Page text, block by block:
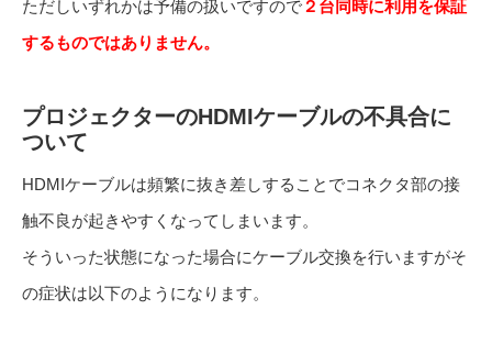
ただしいずれかは予備の扱いですので ２台同時に利用を保証
するものではありません。
プロジェクターのHDMIケーブルの不具合に
ついて
HDMIケーブルは頻繁に抜き差しすることでコネクタ部の接
触不良が起きやすくなってしまいます。
そういった状態になった場合にケーブル交換を行いますがそ
の症状は以下のようになります。